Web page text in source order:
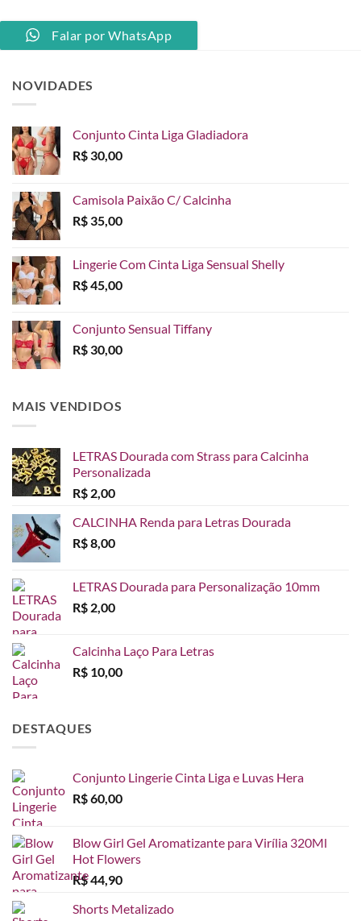
Falar por WhatsApp
NOVIDADES
Conjunto Cinta Liga Gladiadora
R$ 30,00
Camisola Paixão C/ Calcinha
R$ 35,00
Lingerie Com Cinta Liga Sensual Shelly
R$45,00
Conjunto Sensual Tiffany
R$ 30,00
MAIS VENDIDOS
LETRAS Dourada com Strass para Calcinha
Personalizada
R$ 2,00
CALCINHA Renda para Letras Dourada
R$8,00
LETRAS Dourada para Personalização 10mm
R$ 2,00
Calcinha Laço Para Letras
R$ 10,00
DESTAQUES
Conjunto Lingerie Cinta Liga e Luvas Hera
R$60,00
Blow Girl Gel Aromatizante para Virília 320Ml
Hot Flowers
R$44,90
Shorts Metalizado